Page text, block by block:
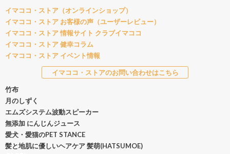
イマココ・ストア（オンラインショップ）
イマココ・ストア お客様の声（ユーザーレビュー）
イマココ・ストア 情報サイト クラブイマココ
イマココ・ストア 健幸コラム
イマココ・ストア イベント情報
イマココ・ストアのお問い合わせはこちら
竹布
月のしずく
エムズシステム波動スピーカー
無添加 にんじんジュース
愛犬・愛猫のPET STANCE
髪と地肌に優しいヘアケア 髪萌(HATSUMOE)